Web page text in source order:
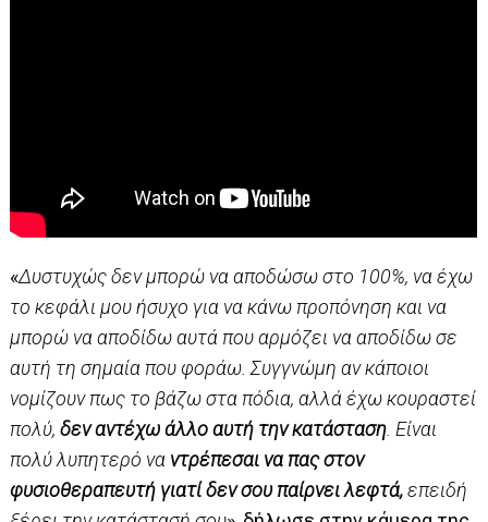
«Δυστυχώς δεν μπορώ να αποδώσω στο 100%, να έχω
το κεφάλι μου ήσυχο για να κάνω προπόνηση και να
μπορώ να αποδίδω αυτά που αρμόζει να αποδίδω σε
αυτή τη σημαία που φοράω. Συγγνώμη αν κάποιοι
νομίζουν πως το βάζω στα πόδια, αλλά έχω κουραστεί
πολύ,δεν αντέχω άλλο αυτή την κατάσταση . Είναι
πολύ λυπητερό να ντρέπεσαι να πας στον
φυσιοθεραπευτή γιατί δεν σου παίρνει λεφτά,επειδή